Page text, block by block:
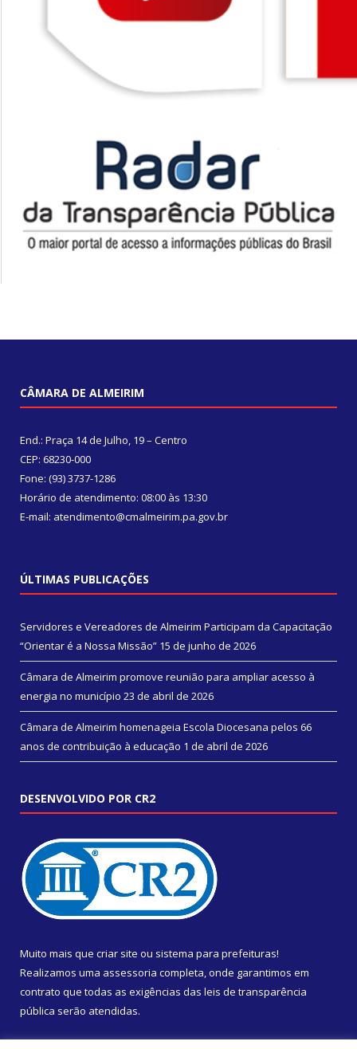
CÂMARA DE ALMEIRIM
End.: Praça 14 de Julho, 19 – Centro
CEP: 68230-000
Fone: (93) 3737-1286
Horário de atendimento: 08:00 às 13:30
E-mail: atendimento@cmalmeirim.pa.gov.br
ÚLTIMAS PUBLICAÇÕES
Servidores e Vereadores de Almeirim Participam da Capacitação
“Orientar é a Nossa Missão” 15 de junho de 2026
Câmara de Almeirim promove reunião para ampliar acesso à
energia no município 23 de abril de 2026
Câmara de Almeirim homenageia Escola Diocesana pelos 66
anos de contribuição à educação 1 de abril de 2026
DESENVOLVIDO POR CR2
Muito mais que criar site ou sistema para prefeituras!
Realizamos uma assessoria completa, onde garantimos em
contrato que todas as exigências das leis de transparência
pública serão atendidas.